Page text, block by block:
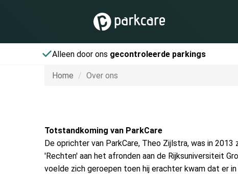
Alleen door ons gecontroleerde parkings
Home Over ons
Totstandkoming van ParkCare
De oprichter van ParkCare, Theo Zijlstra, was in 2013
'Rechten' aan het afronden aan de Rijksuniversiteit
voelde zich geroepen toen hij erachter kwam dat er